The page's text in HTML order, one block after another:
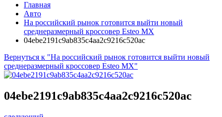
Главная
Авто
На российский рынок готовится выйти новый
среднеразмерный кроссовер Esteo MX
04ebe2191c9ab835c4aa2c9216c520ac
Вернуться к "На российский рынок готовится выйти новый
среднеразмерный кроссовер Esteo MX"
04ebe2191c9ab835c4aa2c9216c520ac